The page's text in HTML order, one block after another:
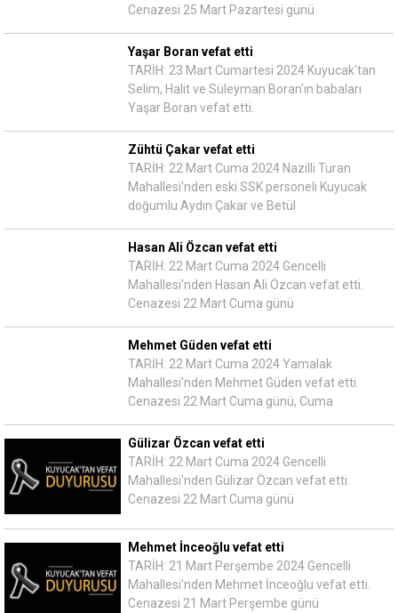
Cenazesi 25 Mart Pazartesi günü
Yaşar Boran vefat etti
TARİH: 23 Mart Cumartesi 2024 Kuyucak'tan
Selim, Halit ve Süleyman Boran'ın babaları
Yaşar Boran vefat etti.
Zühtü Çakar vefat etti
TARİH: 22 Mart Cuma 2024 Nazilli Turan
Mahallesi'nden eski SSK personeli Kuyucak
doğumlu Aydın Çakar ve Betül
Hasan Ali Özcan vefat etti
TARİH: 22 Mart Cuma 2024 Gencelli
Mahallesi'nden Hasan Ali Özcan vefat etti.
Cenazesi 22 Mart Cuma günü
Mehmet Güden vefat etti
TARİH: 22 Mart Cuma 2024 Yamalak
Mahallesi'nden Mehmet Güden vefat etti.
Cenazesi 22 Mart Cuma günü, Cuma
Gülizar Özcan vefat etti
TARİH: 22 Mart Cuma 2024 Gencelli
Mahallesi'nden Gülizar Özcan vefat etti.
Cenazesi 22 Mart Cuma günü
Mehmet İnceoğlu vefat etti
TARİH: 21 Mart Perşembe 2024 Gencelli
Mahallesi'nden Mehmet İnceoğlu vefat etti.
Cenazesi 21 Mart Perşembe günü